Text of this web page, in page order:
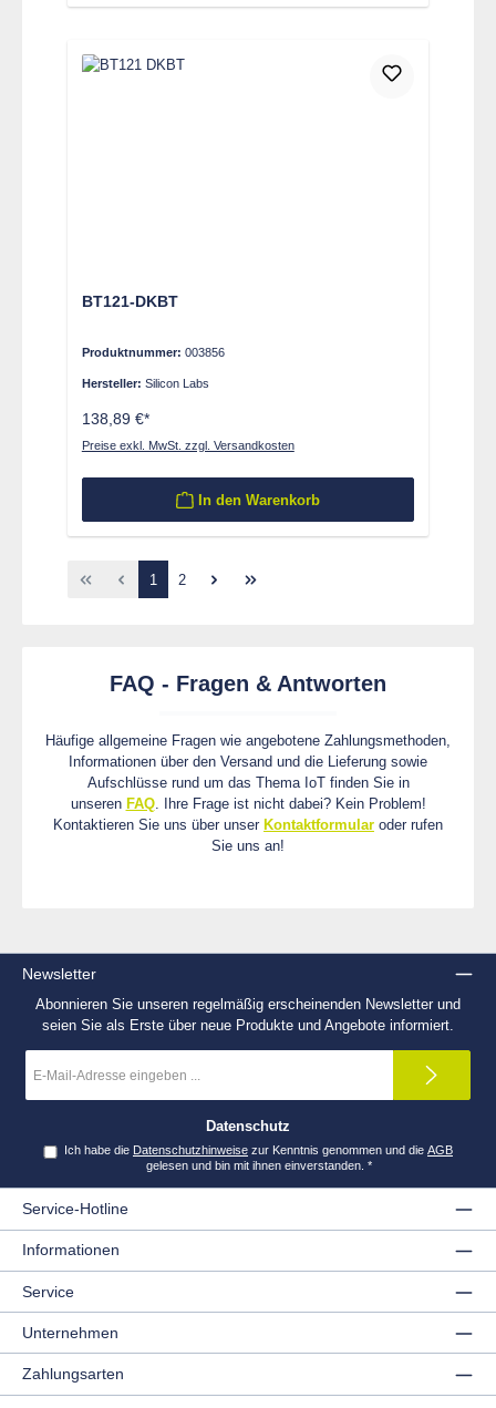
BT121-DKBT
Produktnummer: 003856
Hersteller: Silicon Labs
138,89 €*
Preise exkl. MwSt. zzgl. Versandkosten
In den Warenkorb
Seite
1 Seite
2
FAQ - Fragen & Antworten
Häufige allgemeine Fragen wie angebotene Zahlungsmethoden,
Informationen über den Versand und die Lieferung sowie
Aufschlüsse rund um das Thema IoT finden Sie in
unseren FAQ. Ihre Frage ist nicht dabei? Kein Problem!
Kontaktieren Sie uns über unser Kontaktformular oder rufen
Sie uns an!
Newsletter
Abonnieren Sie unseren regelmäßig erscheinenden Newsletter und
seien Sie als Erste über neue Produkte und Angebote informiert.
Mail-
*
Datenschutz
Ich habe die Datenschutzhinweisezur Kenntnis genommen und die AGB
gelesen und bin mit ihnen einverstanden. *
Service-Hotline
Informationen
Service
Unternehmen
Zahlungsarten